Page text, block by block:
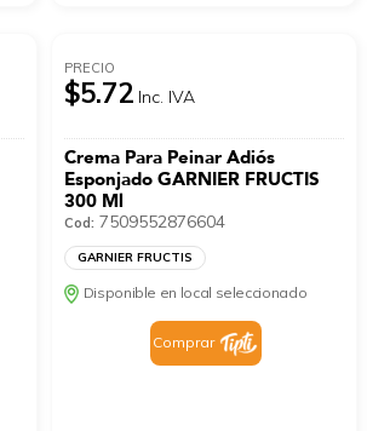
PRECIO
$5.72 Inc. IVA
Crema Para Peinar Adiós
Esponjado GARNIER FRUCTIS
300 Ml
Cod: 7509552876604
GARNIER FRUCTIS
Disponible en local seleccionado
Comprar